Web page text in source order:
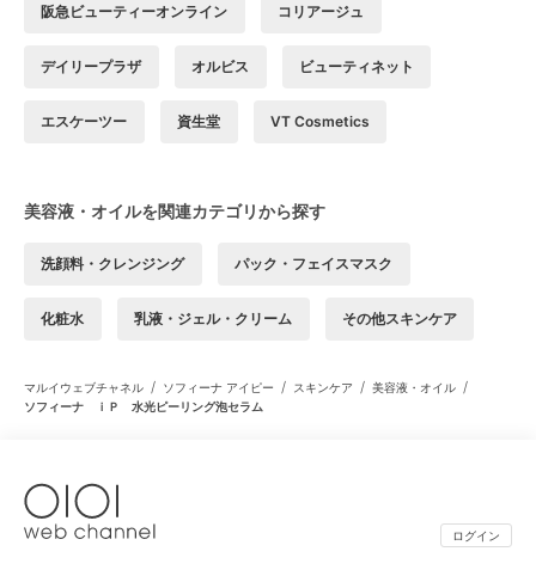
阪急ビューティーオンライン コリアージュ
デイリープラザ オルビス ビューティネット
エスケーツー 資生堂 VT Cosmetics
美容液・オイルを関連カテゴリから探す
洗顔料・クレンジング パック・フェイスマスク
化粧水 乳液・ジェル・クリーム その他スキンケア
マルイウェブチャネル / ソフィーナ アイピー / スキンケア / 美容液・オイル /
ソフィーナ ｉＰ 水光ピーリング泡セラム
ログイン